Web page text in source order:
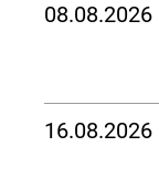
08.08.2026
16.08.2026